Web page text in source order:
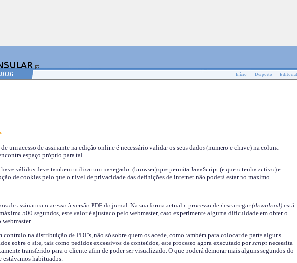
Início Desporto Editorial
um acesso de assinante na edição online é necessário validar os seus dados (numero e chave) na coluna
espaço próprio para tal.
válidos deve tambem utilizar um navegador (browser) que permita JavaScript (e que o tenha activo) e
de cookies pelo que o nível de privacidade das definições de internet não poderá estar no maximo.
de assinatura o acesso à versão PDF do jornal. Na sua forma actual o processo de descarregar(download)está
máximo 500 segundos, este valor é ajustado pelo webmaster, caso experimente alguma dificuldade em obter o
webmaster.
controlo na distribuição de PDF's, não só sobre quem os acede, como também para colocar de parte alguns
sobre o site, tais como pedidos excessivos de conteúdos, este processo agora executado porscriptnecessita
transferido para o cliente afim de poder ser visualizado. O que poderá demorar mais alguns segundos do
habituados.